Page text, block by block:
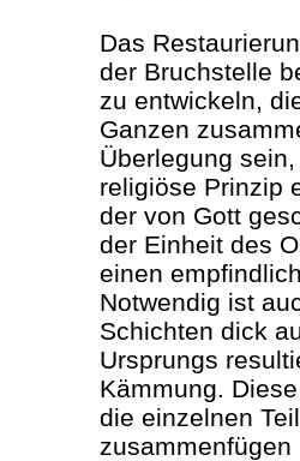
Das
der Bruchstelle
zu entwickeln,
Ganzen
Überlegung
religiöse Prinzip
der von Gott
der Einheit des
einen
Notwendig ist
Schichten dick
Ursprungs
Kämmung.
die einzelnen
zusammenfügen